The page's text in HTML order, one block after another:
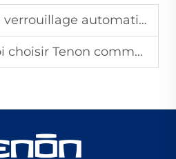
des portes est conçu pour les environnements commerciaux à fort trafic
fournisseur chinois de serrures intelligentes pour hôtels ?